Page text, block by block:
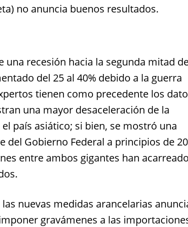
no anuncia buenos resultados.
recesión hacia la segunda mitad
del 25 al 40% debido a la guerra
tienen como precedente los
una mayor desaceleración de la
país asiático; si bien, se mostró una
Gobierno Federal a principios de
entre ambos gigantes han
nuevas medidas arancelarias
gravámenes a las